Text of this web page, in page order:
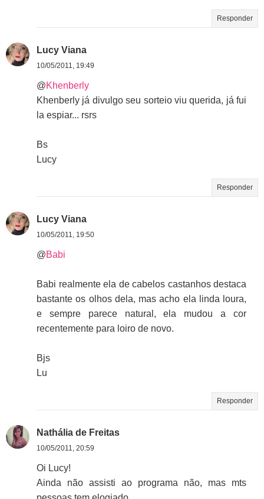
Responder
Lucy Viana
10/05/2011, 19:49
@Khenberly
Khenberly já divulgo seu sorteio viu querida, já fui
la espiar... rsrs
Bs
Lucy
Responder
Lucy Viana
10/05/2011, 19:50
@Babi
Babi realmente ela de cabelos castanhos destaca
bastante os olhos dela, mas acho ela linda loura,
e sempre parece natural, ela mudou a cor
recentemente para loiro de novo.
Bjs
Lu
Responder
Nathália de Freitas
10/05/2011, 20:59
Oi Lucy!
Ainda não assisti ao programa não, mas mts